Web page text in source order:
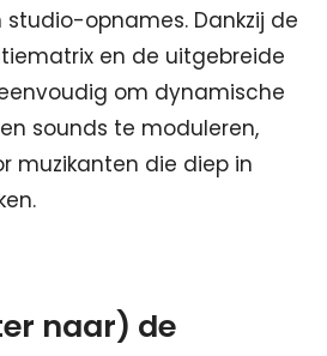
opnames. Dankzij de
en de uitgebreide
om dynamische
sounds te moduleren,
muzikanten die diep in
naar) de